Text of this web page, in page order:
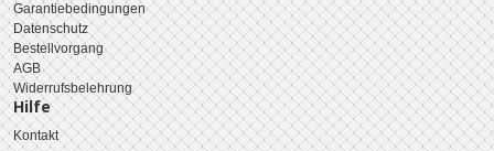
Garantiebedingungen
Datenschutz
Bestellvorgang
AGB
Widerrufsbelehrung
Hilfe
Kontakt